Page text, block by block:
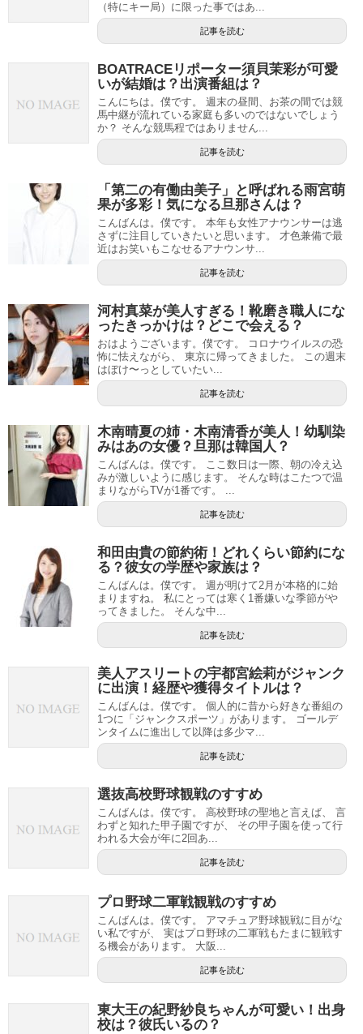
（特にキー局）に限った事ではあ...
記事を読む
BOATRACEリポーター須貝茉彩が可愛
いが結婚は？出演番組は？
こんにちは。僕です。 週末の昼間、お茶の間では競
馬中継が流れている家庭も多いのではないでしょう
か？ そんな競馬程ではありません...
記事を読む
「第二の有働由美子」と呼ばれる雨宮萌
果が多彩！気になる旦那さんは？
こんばんは。僕です。 本年も女性アナウンサーは逃
さずに注目していきたいと思います。 才色兼備で最
近はお笑いもこなせるアナウンサ...
記事を読む
河村真菜が美人すぎる！靴磨き職人にな
ったきっかけは？どこで会える？
おはようございます。僕です。 コロナウイルスの恐
怖に怯えながら、 東京に帰ってきました。 この週末
はぼけ〜っとしていたい...
記事を読む
木南晴夏の姉・木南清香が美人！幼馴染
みはあの女優？旦那は韓国人？
こんばんは。僕です。 ここ数日は一際、朝の冷え込
みが激しいように感じます。 そんな時はこたつで温
まりながらTVが1番です。 ...
記事を読む
和田由貴の節約術！どれくらい節約にな
る？彼女の学歴や家族は？
こんばんは。僕です。 週が明けて2月が本格的に始
まりますね。 私にとっては寒く1番嫌いな季節がや
ってきました。 そんな中...
記事を読む
美人アスリートの宇都宮絵莉がジャンク
に出演！経歴や獲得タイトルは？
こんばんは。僕です。 個人的に昔から好きな番組の
1つに「ジャンクスポーツ」があります。 ゴールデ
ンタイムに進出して以降は多少マ...
記事を読む
選抜高校野球観戦のすすめ
こんばんは。僕です。 高校野球の聖地と言えば、 言
わずと知れた甲子園ですが、 その甲子園を使って行
われる大会が年に2回あ...
記事を読む
プロ野球二軍戦観戦のすすめ
こんばんは。僕です。 アマチュア野球観戦に目がな
い私ですが、 実はプロ野球の二軍戦もたまに観戦す
る機会があります。 大阪...
記事を読む
東大王の紀野紗良ちゃんが可愛い！出身
校は？彼氏いるの？